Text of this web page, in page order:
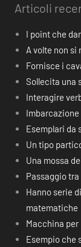
Articoli
I point che
A volte non si
Fornisce i
Sollecita una
Interagire
Esemplari da
Un tipo
Una mossa
Passaggio
Hanno serie
matematiche
Macchina
Esempio che